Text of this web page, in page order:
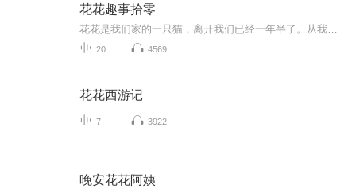
花花趣事拾零
20 4569
花花西游记
7 3922
晚安花花阿姨